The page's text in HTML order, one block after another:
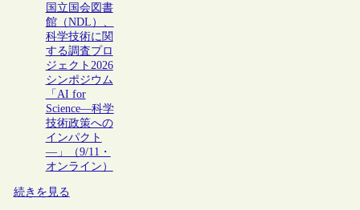
国立国会図書
館（NDL）、
科学技術に関
する調査プロ
ジェクト2026
シンポジウム
「AI for
Science―科学
技術政策への
インパクト
―」（9/11・
オンライン）
続きを見る